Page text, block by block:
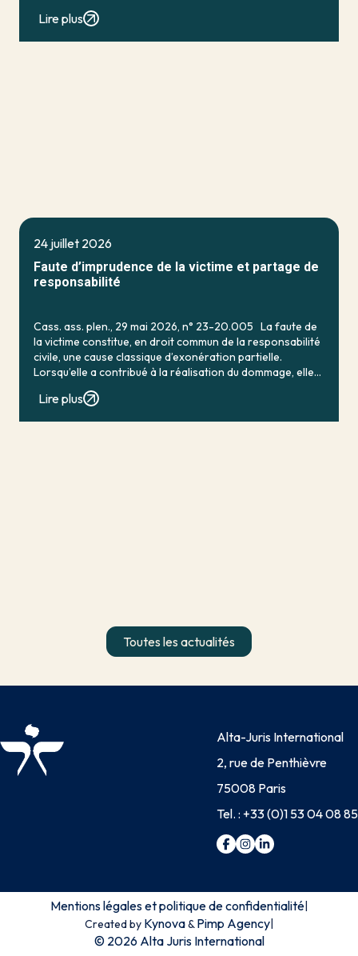
Lire plus
24 juillet 2026
Faute d’imprudence de la victime et partage de
responsabilité
Cass. ass. plen., 29 mai 2026, n° 23-20.005 La faute de
la victime constitue, en droit commun de la responsabilité
civile, une cause classique d’exonération partielle.
Lorsqu’elle a contribué à la réalisation du dommage, elle
conduit en principe à […]
Lire plus
Toutes les actualités
Alta-Juris International
2, rue de Penthièvre
75008 Paris
Tel. : +33 (0)1 53 04 08 85
Mentions légales et politique de confidentialité|
Created by Kynova&Pimp Agency|
© 2026 Alta Juris International